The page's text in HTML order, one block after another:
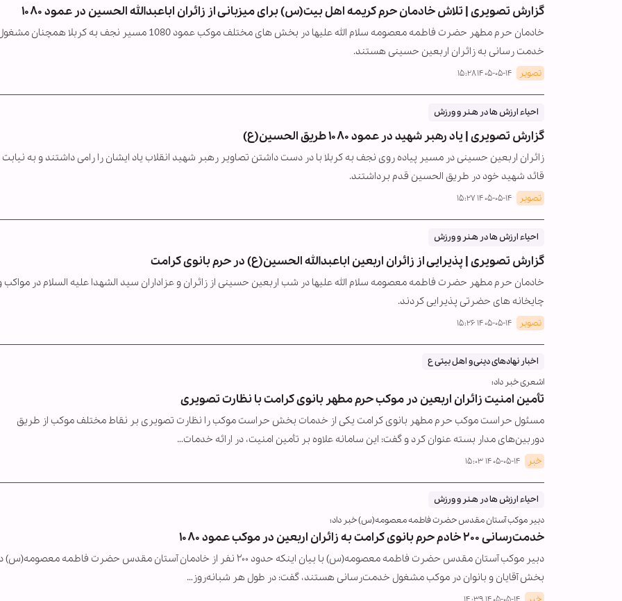
گزارش تصویری | تلاش خادمان حرم کریمه اهل بیت(س) برای میزبانی از زائران اباعبدالله الحسین در عمود ۱۰۸۰
خادمان حرم مطهر حضرت فاطمه معصومه سلام الله علیها در بخش های مختلف موکب عمود 1080 مسیر نجف به کربلا همچنان
خدمت رسانی به زائران اربعین حسینی هستند.
تصویر ۱۴۰۵-۰۵-۱۴ ۱۵:۲۸
احیاء ارزش ها در هـنر و ورزش
گزارش تصویری | یاد رهبر شهید در عمود ۱۰۸۰ طریق الحسین(ع)
زائران اربعین حسینی در مسیر پیاده روی نجف به کربلا با در دست داشتن تصاویر رهبر شهید انقلاب یاد ایشان را رامی داشتند و به نیابت
قائد شهید خود در طریق الحسین قدم برداشتند.
تصویر ۱۴۰۵-۰۵-۱۴ ۱۵:۲۷
احیاء ارزش ها در هـنر و ورزش
گزارش تصویری | پذیرایی از زائران اربعین اباعبدالله الحسین(ع) در حرم بانوی کرامت
خادمان حرم مطهر حضرت فاطمه معصومه سلام الله علیها در شب اربعین حسینی از زائران و عزاداران سید الشهدا علیه السلام در مواکب
چایخانه های حضرتی پذیرایی کردند.
تصویر ۱۴۰۵-۰۵-۱۴ ۱۵:۲۶
اخبار نهادهای دینی و اهل بیتی ع
اشعری خبر داد؛
تأمین امنیت زائران اربعین در موکب حرم مطهر بانوی کرامت با نظارت تصویری
مسئول حراست موکب حرم مطهر بانوی کرامت یکی از خدمات بخش حراست موکب را نظارت تصویری بر نقاط مختلف موکب از طریق
دوربین‌های مدار بسته عنوان کرد و گفت: این سامانه علاوه بر تأمین امنیت، در ارائه خدمات…
خبر ۱۴۰۵-۰۵-۱۴ ۱۵:۰۳
احیاء ارزش ها در هـنر و ورزش
دبیر موکب آستان مقدس حضرت فاطمه معصومه(س) خبر داد؛
خدمت‌رسانی ۲۰۰ خادم حرم بانوی کرامت به زائران اربعین در موکب عمود ۱۰۸۰
دبیر موکب آستان مقدس حضرت فاطمه معصومه(س) با بیان اینکه حدود ۲۰۰ نفر از خادمان آستان مقدس حضرت فاطمه
بخش آقایان و بانوان در موکب مشغول خدمت‌رسانی هستند، گفت: در طول هر شبانه‌روز…